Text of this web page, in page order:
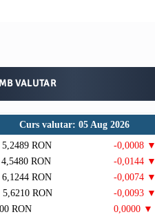
VALUTAR
Curs valutar: 05 Aug 2026
5,2489 RON
-0,0008 ▼
4,5480 RON
-0,0144 ▼
6,1244 RON
-0,0074 ▼
5,6210 RON
-0,0093 ▼
RON
0,0000 ▼